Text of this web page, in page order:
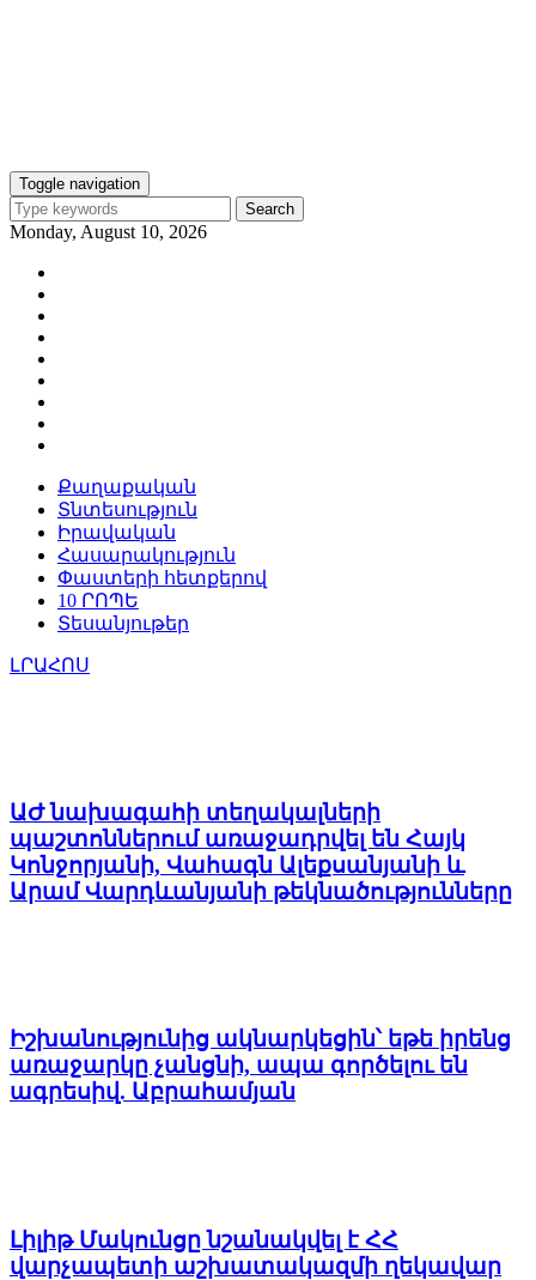
Toggle navigation
Search
Monday, August 10, 2026
Քաղաքական
Տնտեսություն
Իրավական
Հասարակություն
Փաստերի հետքերով
10 ՐՈՊԵ
Տեսանյութեր
ԼՐԱՀՈՍ
ԱԺ նախագահի տեղակալների
պաշտոններում առաջադրվել են Հայկ
Կոնջորյանի, Վահագն Ալեքսանյանի և
Արամ Վարդևանյանի թեկնածությունները
Իշխանությունից ակնարկեցին՝ եթե իրենց
առաջարկը չանցնի, ապա գործելու են
ագրեսիվ. Աբրահամյան
Լիլիթ Մակունցը նշանակվել է ՀՀ
վարչապետի աշխատակազմի ղեկավար